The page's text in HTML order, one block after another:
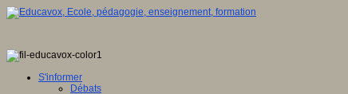
S'informer
Débats